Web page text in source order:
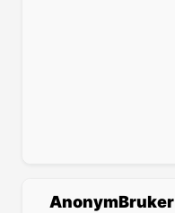
AnonymBruker